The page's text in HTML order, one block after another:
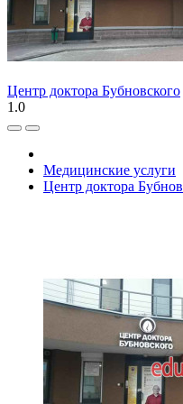
Центр доктора Бубновского
1.0
Медицинские услуги
Центр доктора